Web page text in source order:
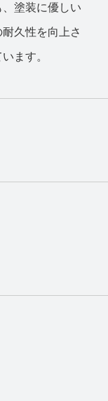
塗装に優しい
久性を向上さ
ます。